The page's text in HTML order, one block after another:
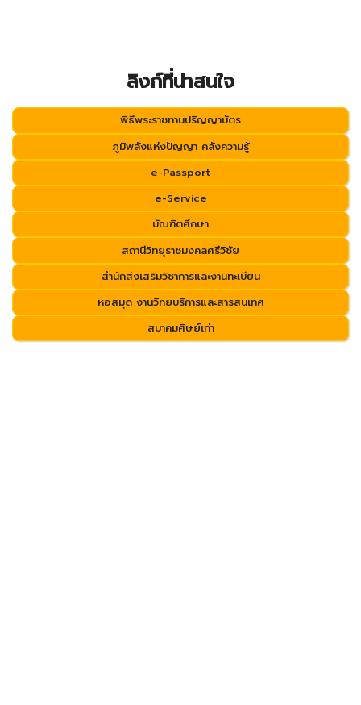
ลิงก์ที่น่าสนใจ
พิธีพระราชทานปริญญาบัตร
ภูมิพลังแห่งปัญญา คลังความรู้
e-Passport
e-Service
บัณฑิตศึกษา
สถานีวิทยุราชมงคลศรีวิชัย
สำนักส่งเสริมวิชาการและงานทะเบียน
หอสมุด งานวิทยบริการและสารสนเทศ
สมาคมศิษย์เก่า